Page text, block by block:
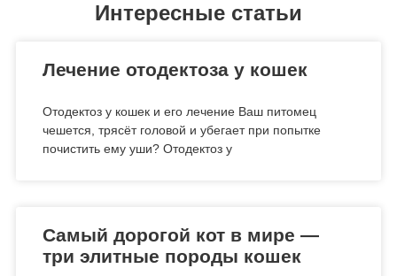
Интересные статьи
Лечение отодектоза у кошек
Отодектоз у кошек и его лечение Ваш питомец
чешется, трясёт головой и убегает при попытке
почистить ему уши? Отодектоз у
Самый дорогой кот в мире —
три элитные породы кошек